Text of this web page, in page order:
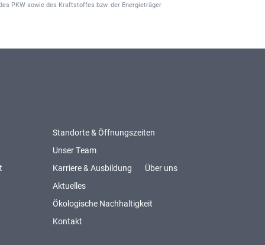
PKW sowie des Kraftstoffes bzw. der Energieträger
Standorte & Öffnungszeiten
Unser Team
Karriere & Ausbildung
Über uns
Aktuelles
Ökologische Nachhaltigkeit
Kontakt